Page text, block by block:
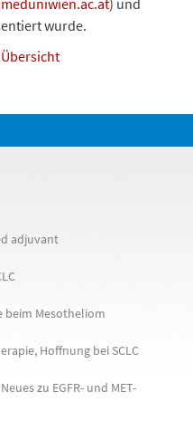
wurde.
adjuvant
beim Mesotheliom
Hoffnung bei SCLC
zu EGFR- und MET-